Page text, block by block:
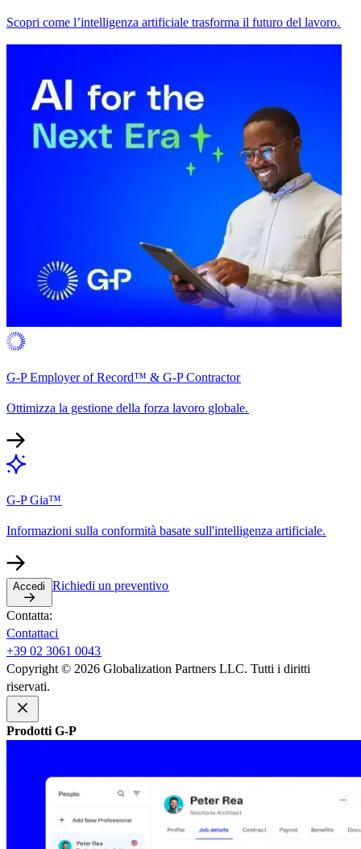
Scopri come l’intelligenza artificiale trasforma il futuro del lavoro.​​
G-P Employer of Record™ & G-P Contractor​​
Ottimizza la gestione della forza lavoro globale.​​
G-P Gia™​​
Informazioni sulla conformità basate sull'intelligenza artificiale.​​
Accedi​​ Richiedi un preventivo​​
Contatta:​​
Contattaci​​
+39 02 3061 0043​​
Copyright © 2026 Globalization Partners LLC. Tutti i diritti
riservati.​​
Prodotti G-P​​